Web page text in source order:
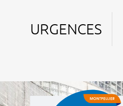
URGENCES